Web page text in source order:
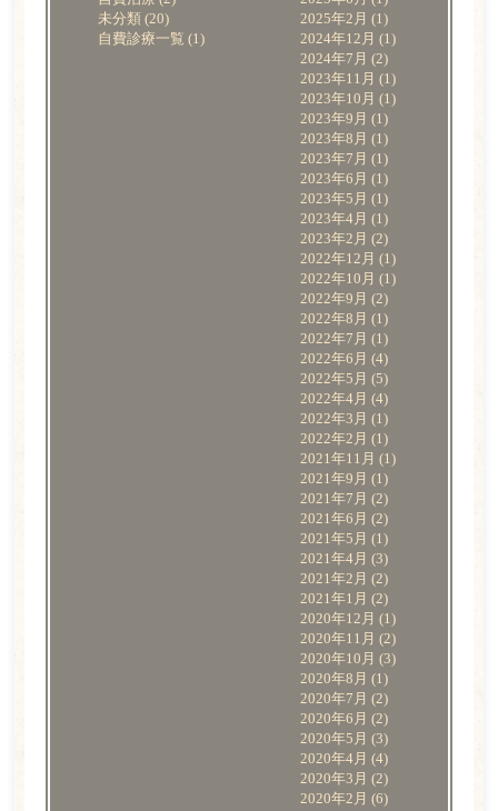
未分類 (20)
自費診療一覧 (1)
2025年2月 (1)
2024年12月 (1)
2024年7月 (2)
2023年11月 (1)
2023年10月 (1)
2023年9月 (1)
2023年8月 (1)
2023年7月 (1)
2023年6月 (1)
2023年5月 (1)
2023年4月 (1)
2023年2月 (2)
2022年12月 (1)
2022年10月 (1)
2022年9月 (2)
2022年8月 (1)
2022年7月 (1)
2022年6月 (4)
2022年5月 (5)
2022年4月 (4)
2022年3月 (1)
2022年2月 (1)
2021年11月 (1)
2021年9月 (1)
2021年7月 (2)
2021年6月 (2)
2021年5月 (1)
2021年4月 (3)
2021年2月 (2)
2021年1月 (2)
2020年12月 (1)
2020年11月 (2)
2020年10月 (3)
2020年8月 (1)
2020年7月 (2)
2020年6月 (2)
2020年5月 (3)
2020年4月 (4)
2020年3月 (2)
2020年2月 (6)